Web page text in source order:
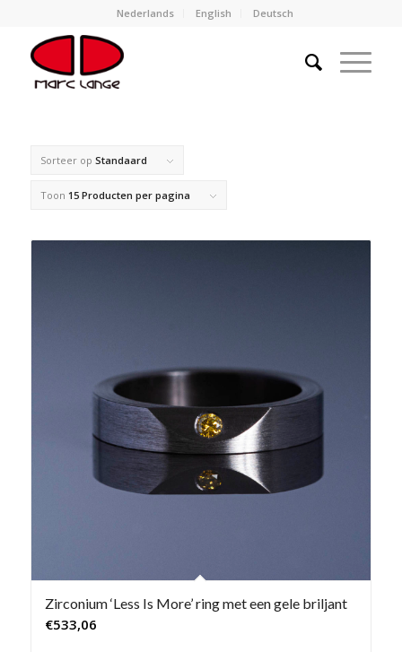
Nederlands English Deutsch
Sorteer op Standaard
Toon 15 Producten per pagina
Zirconium ‘Less Is More’ ring met een gele briljant
€533,06